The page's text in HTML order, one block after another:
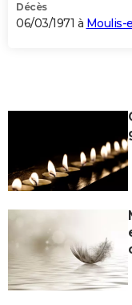
Décès
06/03/1971 à Moulis-